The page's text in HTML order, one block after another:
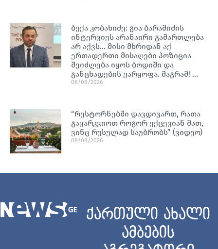
ბექა კობახიძე: გია ბარამიძის
ინტერვიუს არანაირი გამართლება
არ აქვს… მისი მხრიდან აქ
ერთადერთი მისაღები პოზიცია
შეიძლება იყოს ბოდიში და
განცხადების უარყოფა. მაგრამ! …
08/08/2026
“რესტორნებში დავდივართ, რათა
გავარკვიოთ როგორ ექცევიან მათ,
ვინც რუსულად საუბრობს” (ვიდეო)
08/08/2026
ქართული ახალი
ამბების